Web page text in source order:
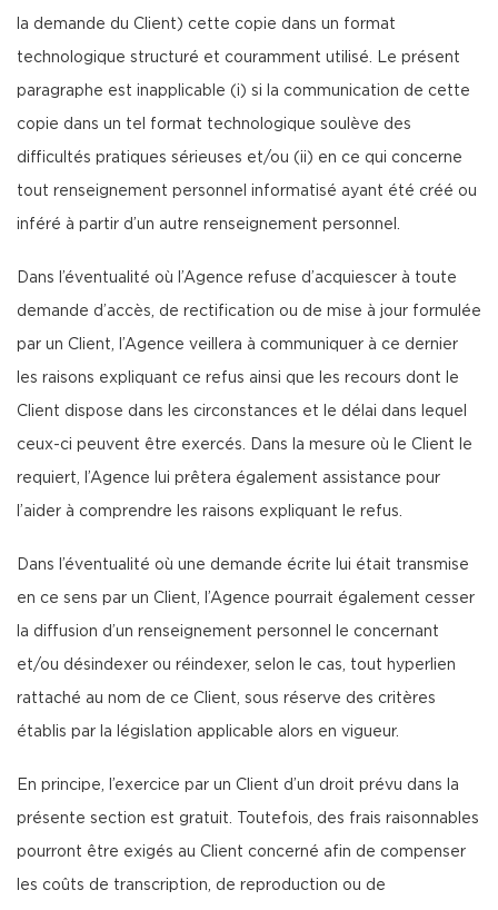
la demande du Client) cette copie dans un format
technologique structuré et couramment utilisé. Le présent
paragraphe est inapplicable (i) si la communication de cette
copie dans un tel format technologique soulève des
difficultés pratiques sérieuses et/ou (ii) en ce qui concerne
tout renseignement personnel informatisé ayant été créé ou
inféré à partir d’un autre renseignement personnel.
Dans l’éventualité où l’Agence refuse d’acquiescer à toute
demande d’accès, de rectification ou de mise à jour formulée
par un Client, l’Agence veillera à communiquer à ce dernier
les raisons expliquant ce refus ainsi que les recours dont le
Client dispose dans les circonstances et le délai dans lequel
ceux-ci peuvent être exercés. Dans la mesure où le Client le
requiert, l’Agence lui prêtera également assistance pour
l’aider à comprendre les raisons expliquant le refus.
Dans l’éventualité où une demande écrite lui était transmise
en ce sens par un Client, l’Agence pourrait également cesser
la diffusion d’un renseignement personnel le concernant
et/ou désindexer ou réindexer, selon le cas, tout hyperlien
rattaché au nom de ce Client, sous réserve des critères
établis par la législation applicable alors en vigueur.
En principe, l’exercice par un Client d’un droit prévu dans la
présente section est gratuit. Toutefois, des frais raisonnables
pourront être exigés au Client concerné afin de compenser
les coûts de transcription, de reproduction ou de